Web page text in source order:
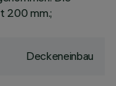
200 mm.;
Deckeneinbau